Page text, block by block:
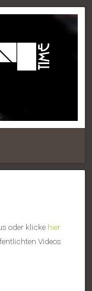
oder klicke hier
Videos